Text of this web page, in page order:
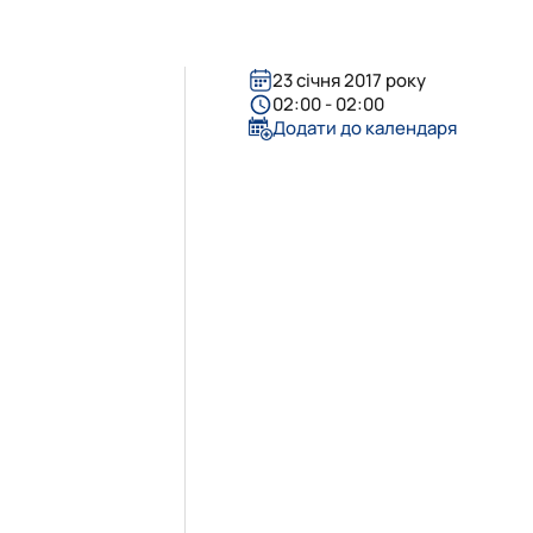
відносини»
студентів
і взаємовплив
23 січня 2017 року
02:00 - 02:00
Додати до календаря